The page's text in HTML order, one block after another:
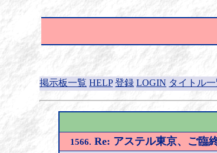
掲示板一覧 HELP 登録 LOGIN タイトル
1566. Re: アステル東京、ご臨